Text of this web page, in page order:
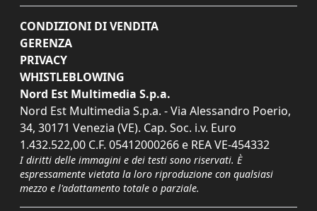
CONDIZIONI DI VENDITA
GERENZA
PRIVACY
WHISTLEBLOWING
Nord Est Multimedia S.p.a.
Nord Est Multimedia S.p.a. - Via Alessandro Poerio,
34, 30171 Venezia (VE). Cap. Soc. i.v. Euro
1.432.522,00 C.F. 05412000266 e REA VE-454332
I diritti delle immagini e dei testi sono riservati. È
espressamente vietata la loro riproduzione con qualsiasi
mezzo e l'adattamento totale o parziale.